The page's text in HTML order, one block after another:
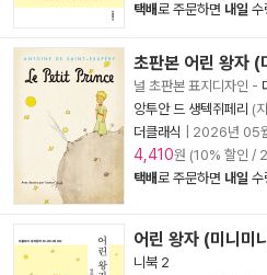
택배로 주문하면 내일 수
초판본 어린 왕자 (
널 초판본 표지디자인 -
앙투안 드 생텍쥐페리 (
더클래식
2026년 05
4,410원 (10% 할인 /
택배로 주문하면 내일 수
어린 왕자 (미니미
니북 2